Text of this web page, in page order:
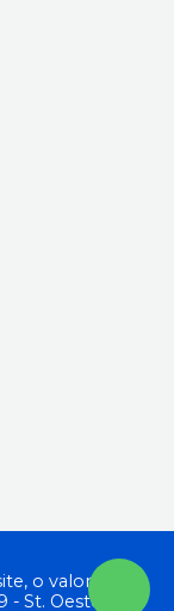
o valor válido
St. Oeste,